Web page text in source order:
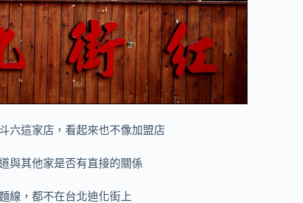
六這家店，看起來也不像加盟店
與其他家是否有直接的關係
線，都不在台北迪化街上